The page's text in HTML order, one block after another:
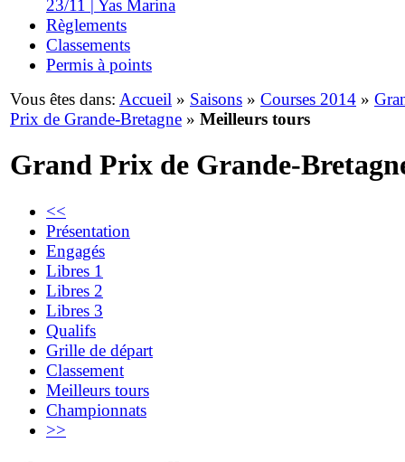
23/11 | Yas Marina
Règlements
Classements
Permis à points
Vous êtes dans: Accueil » Saisons » Courses 2014 »
Prix de Grande-Bretagne » Meilleurs tours
Grand Prix de Grande-
<<
Présentation
Engagés
Libres 1
Libres 2
Libres 3
Qualifs
Grille de départ
Classement
Meilleurs tours
Championnats
>>